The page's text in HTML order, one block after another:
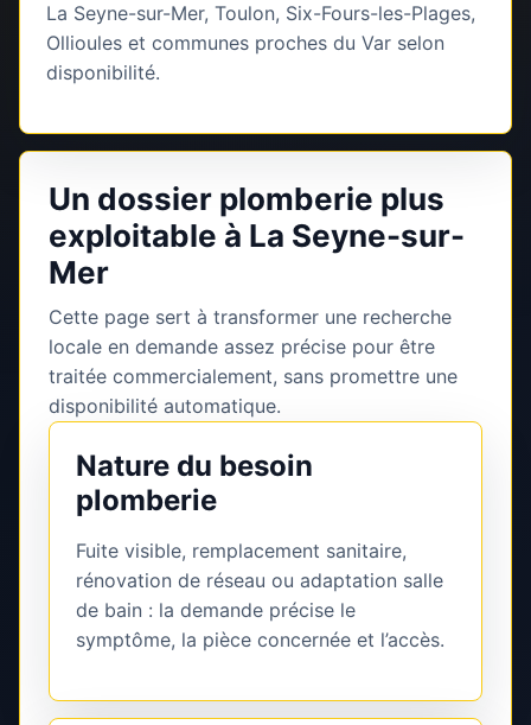
La Seyne-sur-Mer, Toulon, Six-Fours-les-Plages,
Ollioules et communes proches du Var selon
disponibilité.
Un dossier plomberie plus
exploitable à La Seyne-sur-
Mer
Cette page sert à transformer une recherche
locale en demande assez précise pour être
traitée commercialement, sans promettre une
disponibilité automatique.
Nature du besoin
plomberie
Fuite visible, remplacement sanitaire,
rénovation de réseau ou adaptation salle
de bain : la demande précise le
symptôme, la pièce concernée et l’accès.